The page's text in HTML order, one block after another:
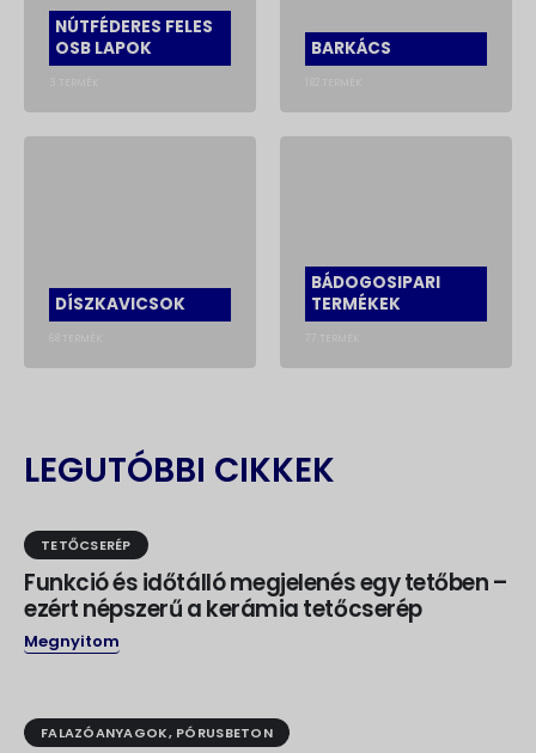
NÚTFÉDERES FELES
OSB LAPOK
BARKÁCS
DÍSZKAVICSOK
BÁDOGOSIPARI
TERMÉKEK
LEGUTÓBBI CIKKEK
TETŐCSERÉP
Funkció és időtálló megjelenés egy tetőben –
ezért népszerű a kerámia tetőcserép
Megnyitom
FALAZÓANYAGOK, PÓRUSBETON